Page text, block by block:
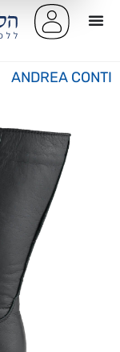
ANDREA CONTI